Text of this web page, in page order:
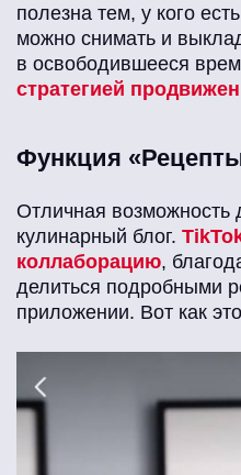
полезна тем, у кого
можно снимать и
в освободившееся
стратегией
Функция
Отличная возможность
кулинарный блог.
коллаборацию,
делиться подробными
приложении. Вот как